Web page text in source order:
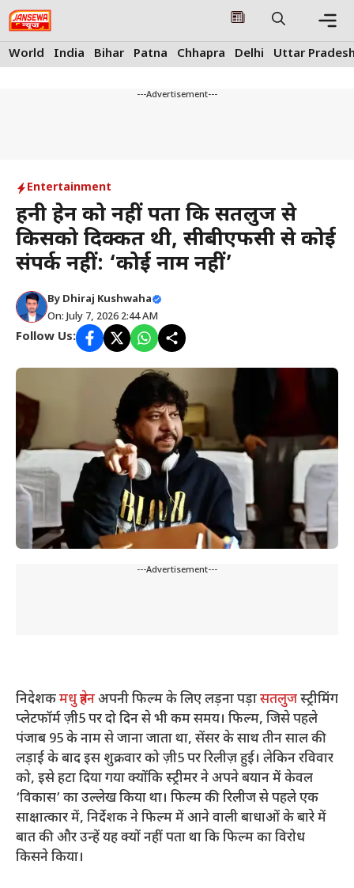
Skip
to
content
World India Bihar Patna Chhapra Delhi Uttar
---Advertisement---
Entertainment
हनी त्रेहन को नहीं पता कि सतलुज से
किसको दिक्कत थी, सीबीएफसी से कोई
संपर्क नहीं: ‘कोई नाम नहीं’
By Dhiraj Kushwaha
On: July 7, 2026 2:44 AM
Follow Us:
---Advertisement---
निदेशकमधु त्रेहनअपनी फिल्म के लिए लड़ना पड़ासतलुजस्ट्रीमिंग
प्लेटफॉर्म ज़ी5 पर दो दिन से भी कम समय। फिल्म, जिसे पहले
पंजाब 95 के नाम से जाना जाता था, सेंसर के साथ तीन साल की
लड़ाई के बाद इस शुक्रवार को ज़ी5 पर रिलीज़ हुई। लेकिन रविवार
को, इसे हटा दिया गया क्योंकि स्ट्रीमर ने अपने बयान में केवल
‘विकास’ का उल्लेख किया था। फिल्म की रिलीज से पहले एक
साक्षात्कार में, निर्देशक ने फिल्म में आने वाली बाधाओं के बारे में
बात की और उन्हें यह क्यों नहीं पता था कि फिल्म का विरोध
किसने किया।